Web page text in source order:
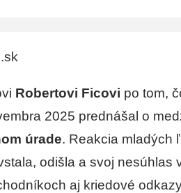
Robertovi Ficovi po tom,
2025 prednášal o
úrade. Reakcia mladých
odišla a svoj nesúhlas
aj kriedové